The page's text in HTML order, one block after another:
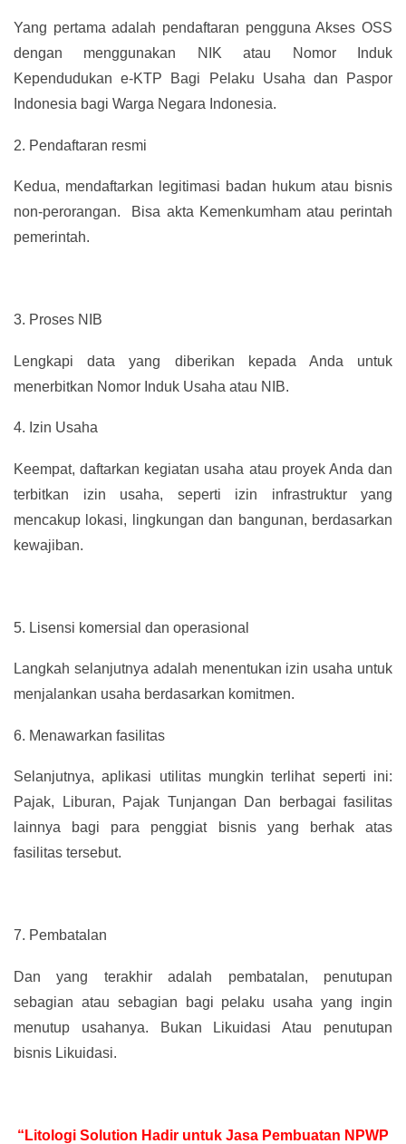
Yang pertama adalah pendaftaran pengguna Akses OSS
dengan menggunakan NIK atau Nomor Induk
Kependudukan e-KTP Bagi Pelaku Usaha dan Paspor
Indonesia bagi Warga Negara Indonesia.
2. Pendaftaran resmi
Kedua, mendaftarkan legitimasi badan hukum atau bisnis
non-perorangan. Bisa akta Kemenkumham atau perintah
pemerintah.
3. Proses NIB
Lengkapi data yang diberikan kepada Anda untuk
menerbitkan Nomor Induk Usaha atau NIB.
4. Izin Usaha
Keempat, daftarkan kegiatan usaha atau proyek Anda dan
terbitkan izin usaha, seperti izin infrastruktur yang
mencakup lokasi, lingkungan dan bangunan, berdasarkan
kewajiban.
5. Lisensi komersial dan operasional
Langkah selanjutnya adalah menentukan izin usaha untuk
menjalankan usaha berdasarkan komitmen.
6. Menawarkan fasilitas
Selanjutnya, aplikasi utilitas mungkin terlihat seperti ini:
Pajak, Liburan, Pajak Tunjangan Dan berbagai fasilitas
lainnya bagi para penggiat bisnis yang berhak atas
fasilitas tersebut.
7. Pembatalan
Dan yang terakhir adalah pembatalan, penutupan
sebagian atau sebagian bagi pelaku usaha yang ingin
menutup usahanya. Bukan Likuidasi Atau penutupan
bisnis Likuidasi.
“Litologi Solution Hadir untuk Jasa Pembuatan NPWP